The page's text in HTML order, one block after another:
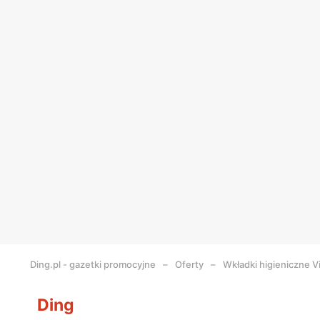
Ding.pl - gazetki promocyjne Oferty Wkładki higieniczne
Ding